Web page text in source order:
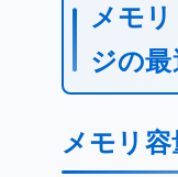
メモ
ジの
メモリ